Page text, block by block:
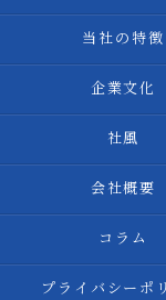
当社の特徴
企業文化
社風
会社概要
コラム
プライバシーポ